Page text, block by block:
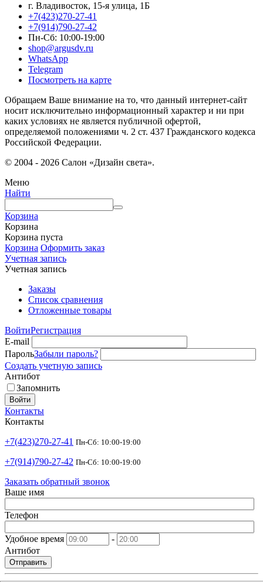
г. Владивосток, 15-я улица, 1Б
+7(423)270-27-41
+7(914)790-27-42
Пн-Сб: 10:00-19:00
shop@argusdv.ru
WhatsApp
Telegram
Посмотреть на карте
Обращаем Ваше внимание на то, что данный интернет-сайт
носит исключительно информационный характер и ни при
каких условиях не является публичной офертой,
определяемой положениями ч. 2 ст. 437 Гражданского кодекса
Российской Федерации.
© 2004 - 2026 Салон «Дизайн света».
Меню
Найти
Корзина
Корзина
Корзина пуста
Корзина Оформить заказ
Учетная запись
Учетная запись
Заказы
Список сравнения
Отложенные товары
ВойтиРегистрация
E-mail
ПарольЗабыли пароль?
Создать учетную запись
Антибот
Запомнить
Войти
Контакты
Контакты
+7(423)270-27-41 Пн-Сб: 10:00-19:00
+7(914)790-27-42 Пн-Сб: 10:00-19:00
Заказать обратный звонок
Ваше имя
Телефон
Удобное время
-
Антибот
Отправить